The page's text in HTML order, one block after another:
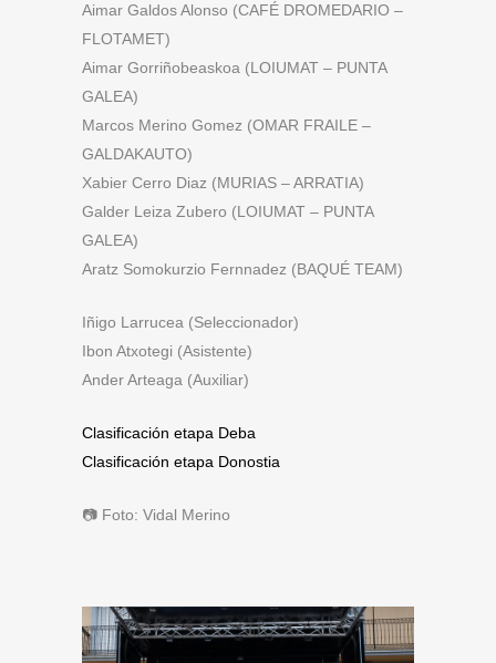
Aimar Galdos Alonso (CAFÉ DROMEDARIO –
FLOTAMET)
Aimar Gorriñobeaskoa (LOIUMAT – PUNTA
GALEA)
Marcos Merino Gomez (OMAR FRAILE –
GALDAKAUTO)
Xabier Cerro Diaz (MURIAS – ARRATIA)
Galder Leiza Zubero (LOIUMAT – PUNTA
GALEA)
Aratz Somokurzio Fernnadez (BAQUÉ TEAM)
Iñigo Larrucea (Seleccionador)
Ibon Atxotegi (Asistente)
Ander Arteaga (Auxiliar)
Clasificación etapa Deba
Clasificación etapa Donostia
📷 Foto: Vidal Merino